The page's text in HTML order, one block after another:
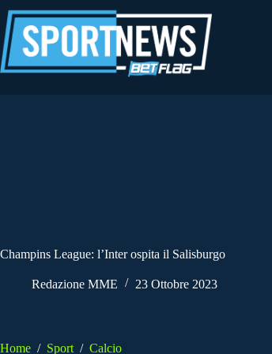
al
contenuto
Champins League: l’Inter ospita il Salisburgo
Redazione MME 23 Ottobre 2023
Home / Sport / Calcio